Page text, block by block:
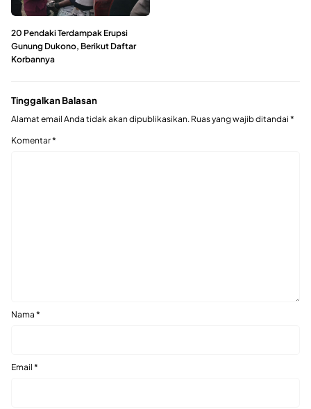
20 Pendaki Terdampak Erupsi
Gunung Dukono, Berikut Daftar
Korbannya
Tinggalkan Balasan
Alamat email Anda tidak akan dipublikasikan. Ruas yang wajib ditandai *
Komentar*
Nama *
Email *